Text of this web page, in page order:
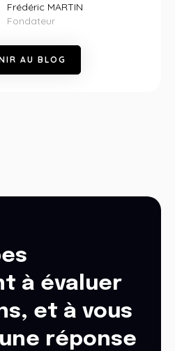
Frédéric MARTIN
Fondateur
IR AU BLOG
à évaluer
et à vous
réponse